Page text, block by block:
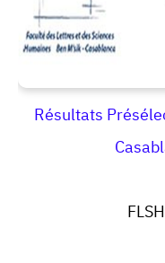
Résultats
FLSH